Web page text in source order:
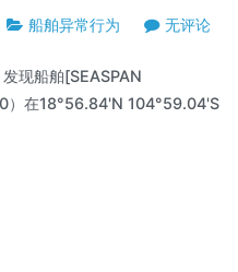
船舶异常行为 无评论
现船舶[SEASPAN
）在18°56.84'N 104°59.04'S